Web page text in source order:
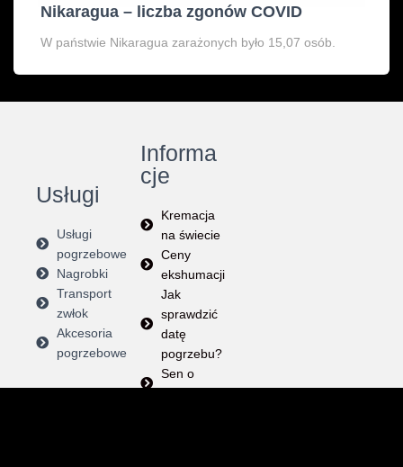
Nikaragua – liczba zgonów COVID
W państwie Nikaragua zarażonych było 15,07 osób.
Usługi
Usługi
pogrzebowe
Nagrobki
Transport
zwłok
Akcesoria
pogrzebowe
Informa
cje
Kremacja
na świecie
Ceny
ekshumacji
Jak
sprawdzić
datę
pogrzebu?
Sen o